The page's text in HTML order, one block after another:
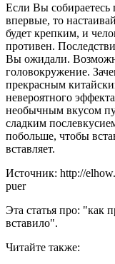
Если Вы собираетесь
впервые, то
будет крепким, и
противен.
Вы ожидали.
головокружение.
прекрасным
невероятного
необычным вкусом
сладким
побольше, чтобы
вставляет.
Источник: http://
puer
Эта статья про: "как
вставило".
Читайте также: